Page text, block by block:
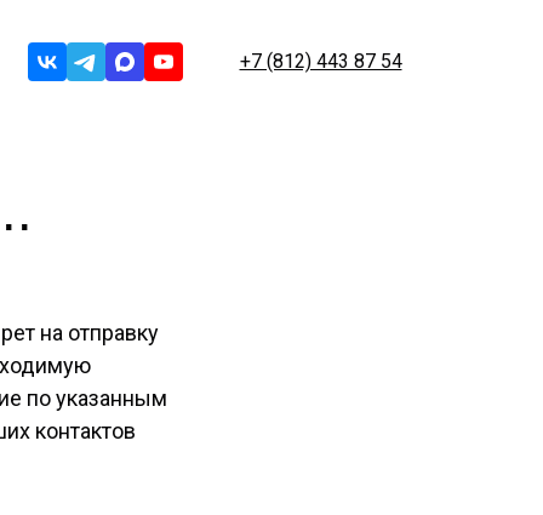
+7 (812) 443 87 54
на отправку
по указанным
контактов